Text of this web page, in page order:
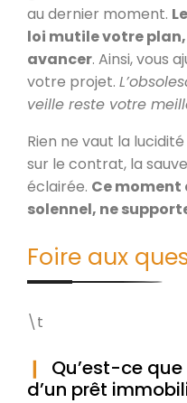
au dernier moment.
loi mutile votre
avancer. Ainsi, vous
votre projet.
veille reste votre
Rien ne vaut la
sur le contrat, la
éclairée. Ce moment
solennel, ne
Foire aux
\t
Qu’est-ce
d’un prêt